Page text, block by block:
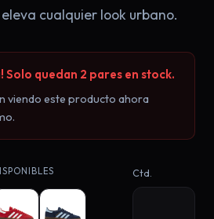
cualquier look urbano.
Solo quedan 2 pares en stock.
viendo este producto ahora
Ctd.
2 x 100€! 👟